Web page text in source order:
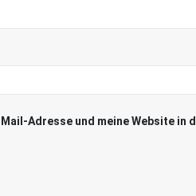
Mail-Adresse und meine Website